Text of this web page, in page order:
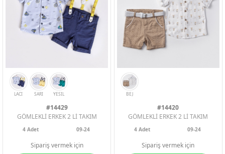
#14429
GÖMLEKLİ ERKEK 2 Lİ TAKIM
4Adet 09-24
Sipariş vermek için
#14420
GÖMLEKLİ ERKEK 2 Lİ TAKIM
4 Adet 09-24
Sipariş vermek için